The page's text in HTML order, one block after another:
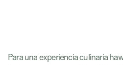
Para una experiencia culinaria